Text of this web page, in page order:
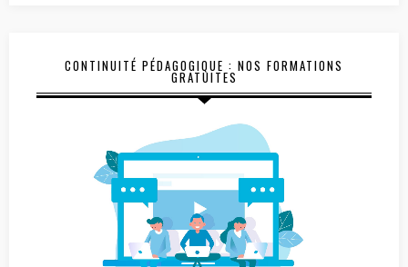
CONTINUITÉ PÉDAGOGIQUE : NOS FORMATIONS
GRATUITES